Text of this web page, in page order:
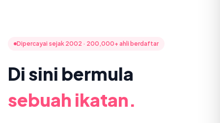
Dipercayai sejak 2002 · 200,000+ ahli berdaftar
Di sini bermula
sebuah ikatan.